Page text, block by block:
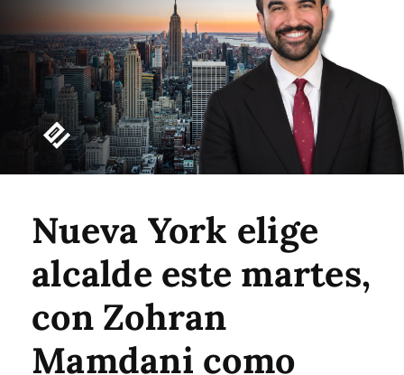
Nueva York elige
alcalde este martes,
con Zohran
Mamdani como